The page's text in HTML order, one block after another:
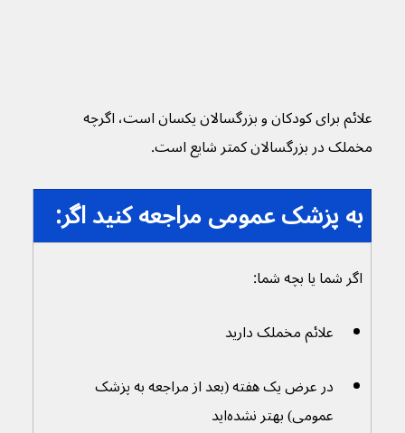
علائم برای کودکان و بزرگسالان یکسان است، اگرچه
مخملک در بزرگسالان کمتر شایع است.
به پزشک عمومی مراجعه کنید اگر:
اگر شما یا بچه شما:
علائم مخملک دارید
در عرض یک هفته (بعد از مراجعه به پزشک
عمومی) بهتر نشده‌اید